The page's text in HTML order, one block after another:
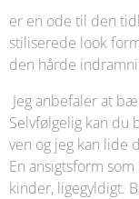
er en ode til den
stiliserede look
den hårde
Jeg anbefaler at
Selvfølgelig kan
ven og jeg kan lide
En ansigtsform
kinder, ligegyldigt.